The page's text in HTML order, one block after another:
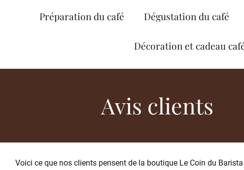
Préparation du café Dégustation du café
Décoration et cadeau
Avis clients
Voici ce que nos clients pensent de la boutique Le Coin du